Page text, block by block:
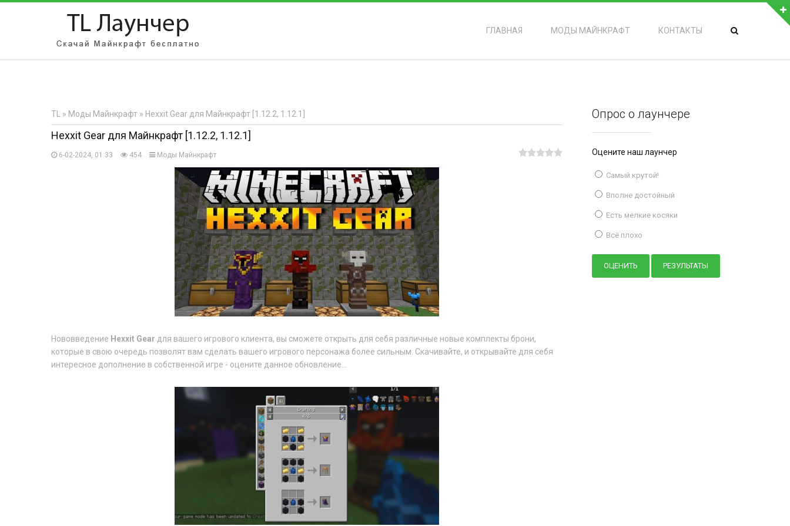
АВТОРИЗАЦИЯ НА САЙТЕ
Регистрация
ГЛАВНАЯ МОДЫ МАЙНКРАФТ КОНТАКТЫ
TL » Моды Майнкрафт » Hexxit Gear для Майнкрафт [1.12.2, 1.12.1]
Hexxit Gear для Майнкрафт [1.12.2, 1.12.1]
6-02-2024, 01:33 454 Моды Майнкрафт
Нововведение Hexxit Gear для вашего игрового клиента, вы сможете открыть для себя различные новые комплекты брони,
которые в свою очередь позволят вам сделать вашего игрового персонажа более сильным. Скачивайте, и открывайте для себя
интересное дополнение в собственной игре - оцените данное обновление...
Опрос о лаунчере
Оцените наш лаунчер
Самый крутой!
Вполне достойный
Есть мелкие косяки
Всё плохо